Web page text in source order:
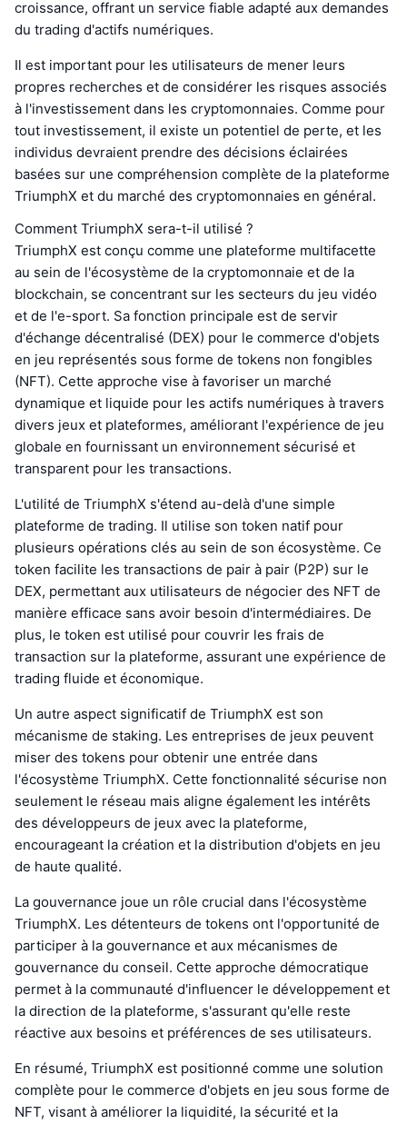
croissance, offrant un service fiable adapté aux demandes
du trading d'actifs numériques.
Il est important pour les utilisateurs de mener leurs
propres recherches et de considérer les risques associés
à l'investissement dans les cryptomonnaies. Comme pour
tout investissement, il existe un potentiel de perte, et les
individus devraient prendre des décisions éclairées
basées sur une compréhension complète de la plateforme
TriumphX et du marché des cryptomonnaies en général.
Comment TriumphX sera-t-il utilisé ?
TriumphX est conçu comme une plateforme multifacette
au sein de l'écosystème de la cryptomonnaie et de la
blockchain, se concentrant sur les secteurs du jeu vidéo
et de l'e-sport. Sa fonction principale est de servir
d'échange décentralisé (DEX) pour le commerce d'objets
en jeu représentés sous forme de tokens non fongibles
(NFT). Cette approche vise à favoriser un marché
dynamique et liquide pour les actifs numériques à travers
divers jeux et plateformes, améliorant l'expérience de jeu
globale en fournissant un environnement sécurisé et
transparent pour les transactions.
L'utilité de TriumphX s'étend au-delà d'une simple
plateforme de trading. Il utilise son token natif pour
plusieurs opérations clés au sein de son écosystème. Ce
token facilite les transactions de pair à pair (P2P) sur le
DEX, permettant aux utilisateurs de négocier des NFT de
manière efficace sans avoir besoin d'intermédiaires. De
plus, le token est utilisé pour couvrir les frais de
transaction sur la plateforme, assurant une expérience de
trading fluide et économique.
Un autre aspect significatif de TriumphX est son
mécanisme de staking. Les entreprises de jeux peuvent
miser des tokens pour obtenir une entrée dans
l'écosystème TriumphX. Cette fonctionnalité sécurise non
seulement le réseau mais aligne également les intérêts
des développeurs de jeux avec la plateforme,
encourageant la création et la distribution d'objets en jeu
de haute qualité.
La gouvernance joue un rôle crucial dans l'écosystème
TriumphX. Les détenteurs de tokens ont l'opportunité de
participer à la gouvernance et aux mécanismes de
gouvernance du conseil. Cette approche démocratique
permet à la communauté d'influencer le développement et
la direction de la plateforme, s'assurant qu'elle reste
réactive aux besoins et préférences de ses utilisateurs.
En résumé, TriumphX est positionné comme une solution
complète pour le commerce d'objets en jeu sous forme de
NFT, visant à améliorer la liquidité, la sécurité et la